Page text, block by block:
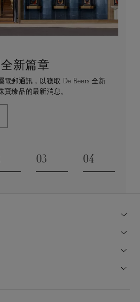
新篇章
電郵通訊，以獲取 De Beers 全新
寶臻品的最新消息。
領域獨樹一幟，因為我們是唯一
連結的奢華珠寶品牌。
物或造訪實體精品店，我們始終致
的購物體驗。預約於店內或線上進
世界
，靈感來自非洲的自然，是奢華
們的創意和工藝將鑽石轉化為永恆
1
03
04